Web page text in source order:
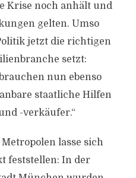
Krise noch anhält und
gelten. Umso
jetzt die richtigen
setzt:
nun ebenso
staatliche Hilfen
-verkäufer.“
lasse sich
feststellen: In der